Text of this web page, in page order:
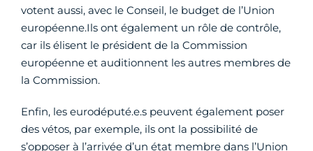
votent aussi, avec le Conseil, le budget de l’Union
européenne.Ils ont également un rôle de contrôle,
car ils élisent le président de la Commission
européenne et auditionnent les autres membres de
la Commission.
Enfin, les eurodéputé.e.s peuvent également poser
des vétos, par exemple, ils ont la possibilité de
s’opposer à l’arrivée d’un état membre dans l’Union